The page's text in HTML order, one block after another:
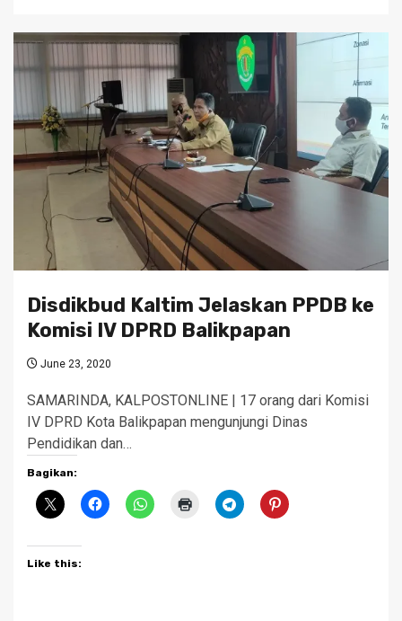
Disdikbud Kaltim Jelaskan PPDB ke
Komisi IV DPRD Balikpapan
June 23, 2020
SAMARINDA, KALPOSTONLINE | 17 orang dari Komisi
IV DPRD Kota Balikpapan mengunjungi Dinas
Pendidikan dan…
Bagikan:
Like this: